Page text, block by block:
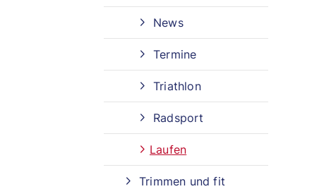
News
Termine
Triathlon
Radsport
Laufen
Trimmen und fit